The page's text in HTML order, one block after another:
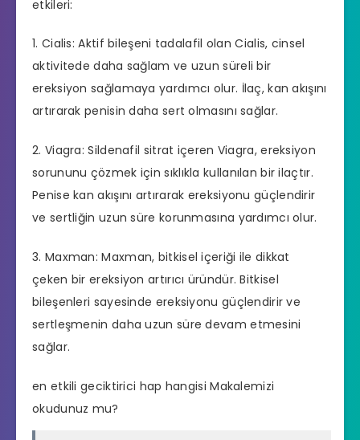
etkileri:
1. Cialis: Aktif bileşeni tadalafil olan Cialis, cinsel
aktivitede daha sağlam ve uzun süreli bir
ereksiyon sağlamaya yardımcı olur. İlaç, kan akışını
artırarak penisin daha sert olmasını sağlar.
2. Viagra: Sildenafil sitrat içeren Viagra, ereksiyon
sorununu çözmek için sıklıkla kullanılan bir ilaçtır.
Penise kan akışını artırarak ereksiyonu güçlendirir
ve sertliğin uzun süre korunmasına yardımcı olur.
3. Maxman: Maxman, bitkisel içeriği ile dikkat
çeken bir ereksiyon artırıcı üründür. Bitkisel
bileşenleri sayesinde ereksiyonu güçlendirir ve
sertleşmenin daha uzun süre devam etmesini
sağlar.
en etkili geciktirici hap hangisi Makalemizi
okudunuz mu?